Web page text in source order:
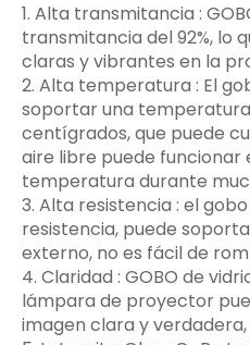
‌1. Alta transmitancia ‌:
transmitancia del 92%, lo
claras y vibrantes en la
2. Alta temperatura ‌: El
soportar una
centígrados, que puede
aire libre puede funcionar
temperatura durante
3.‌ Alta resistencia ‌: el
resistencia, puede
externo, no es fácil de
4. Claridad ‌: GOBO de
lámpara de proyector
imagen clara y